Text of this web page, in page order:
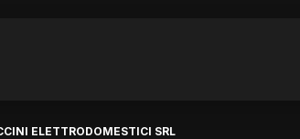
ELETTRODOMESTICI SRL